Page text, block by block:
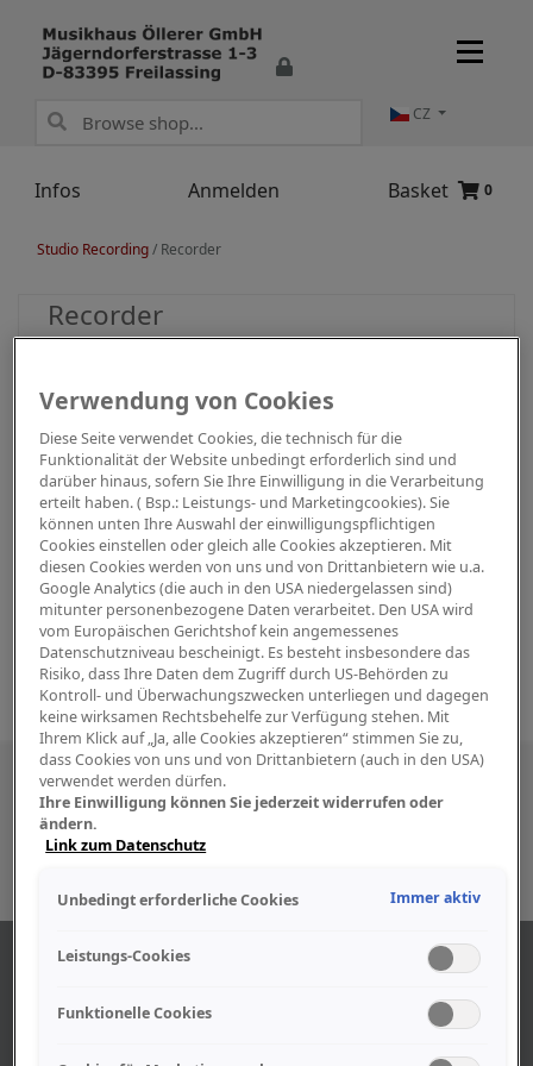
Infos Anmelden Basket 0
CZ
Studio Recording/ Recorder
Recorder
Besuchen Sie uns auch in den sozialen
Medien
Verwendung von Cookies
Diese Seite verwendet Cookies, die technisch für die
Funktionalität der Website unbedingt erforderlich sind und
darüber hinaus, sofern Sie Ihre Einwilligung in die Verarbeitung
erteilt haben. ( Bsp.: Leistungs- und Marketingcookies). Sie
können unten Ihre Auswahl der einwilligungspflichtigen
Cookies einstellen oder gleich alle Cookies akzeptieren. Mit
diesen Cookies werden von uns und von Drittanbietern wie u.a.
Google Analytics (die auch in den USA niedergelassen sind)
mitunter personenbezogene Daten verarbeitet. Den USA wird
vom Europäischen Gerichtshof kein angemessenes
Datenschutzniveau bescheinigt. Es besteht insbesondere das
Risiko, dass Ihre Daten dem Zugriff durch US-Behörden zu
Kontroll- und Überwachungszwecken unterliegen und dagegen
keine wirksamen Rechtsbehelfe zur Verfügung stehen. Mit
Ihrem Klick auf „Ja, alle Cookies akzeptieren“ stimmen Sie zu,
dass Cookies von uns und von Drittanbietern (auch in den USA)
verwendet werden dürfen.
Ihre Einwilligung können Sie jederzeit widerrufen oder
ändern.
Link zum Datenschutz
Unbedingt erforderliche Cookies Immer aktiv
Leistungs-Cookies
Funktionelle Cookies